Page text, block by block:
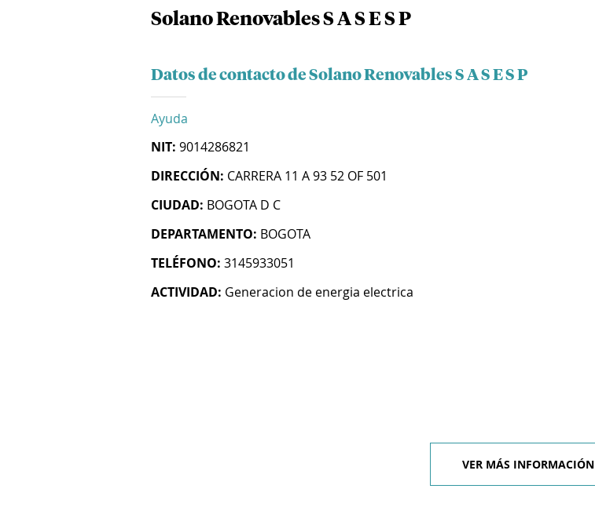
Solano Renovables S A S E S P
Datos de contacto de Solano Renovables S A S E S P
Ayuda
NIT: 9014286821
DIRECCIÓN: CARRERA 11 A 93 52 OF 501
CIUDAD: BOGOTA D C
DEPARTAMENTO: BOGOTA
TELÉFONO: 3145933051
ACTIVIDAD: Generacion de energia electrica
VER MÁS INFORMACIÓN